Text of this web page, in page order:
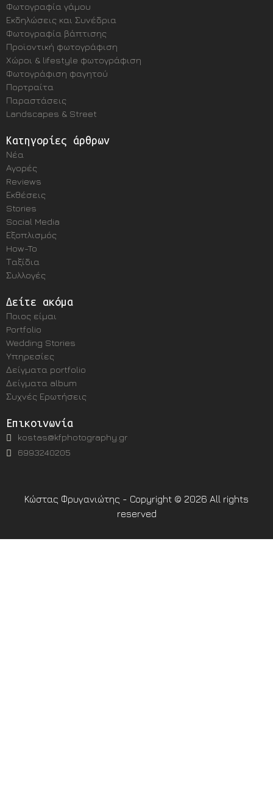
Φωτογραφία γάμου
Εκδηλώσεις και Συνέδρια
Φωτογραφία βάπτισης
Προϊοντική φωτογράφιση
Χώροι & lifestyle φωτογράφιση
Φωτογράφιση φαγητού
Πορτραίτα
Παραστάσεις
Landscapes & Street
Κατηγορίες άρθρων
Νέα
Αγορές
Reviews
Εκθέσεις
Stories
Social Media
Εξοπλισμός
How-To
Ταξίδια
Συλλογές
Δείτε ακόμα
Ποιος είμαι
Portfolio
Wedding Stories
Υπηρεσίες
Δείγματα portfolio
Δείγματα album
Συχνές Ερωτήσεις
Επικοινωνία
kostas@kfphotography.gr
6993240205
Κώστας Φρυγανιώτης - Copyright © 2026 All rights
reserved